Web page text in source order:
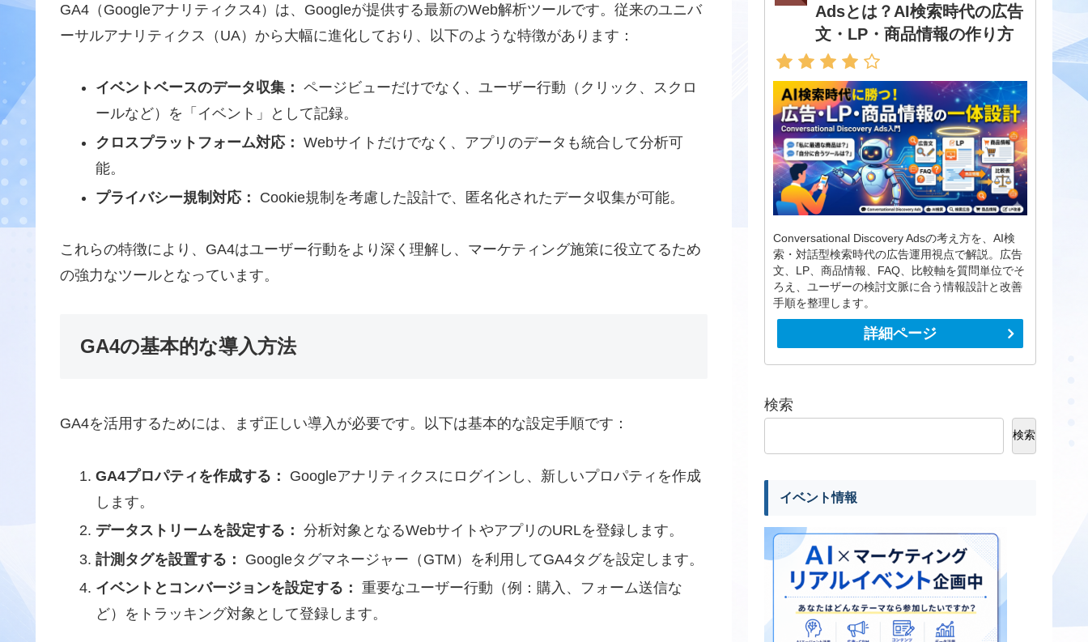
GA4（Googleアナリティクス4）は、Googleが提供する最新のWeb解析ツールです。従来のユニバ
ーサルアナリティクス（UA）から大幅に進化しており、以下のような特徴があります：
イベントベースのデータ収集： ページビューだけでなく、ユーザー行動（クリック、スクロ
ールなど）を「イベント」として記録。
クロスプラットフォーム対応： Webサイトだけでなく、アプリのデータも統合して分析可
能。
プライバシー規制対応：
Cookie規制を考慮した設計で、匿名化されたデータ収集が可能。
これらの特徴により、GA4はユーザー行動をより深く理解し、マーケティング施策に役立てるため
の強力なツールとなっています。
GA4の基本的な導入方法
GA4を活用するためには、まず正しい導入が必要です。以下は基本的な設定手順です：
GA4プロパティを作成する：
Googleアナリティクスにログインし、新しいプロパティを作成
します。
データストリームを設定する： 分析対象となるWebサイトやアプリのURLを登録します。
計測タグを設置する：
Googleタグマネージャー（GTM）を利用してGA4タグを設定します。
イベントとコンバージョンを設定する： 重要なユーザー行動（例：購入、フォーム送信な
ど）をトラッキング対象として登録します。
Adsとは？AI検索時代の広告
文・LP・商品情報の作り方
Conversational Discovery Adsの考え方を、AI検
索・対話型検索時代の広告運用視点で解説。広告
文、LP、商品情報、FAQ、比較軸を質問単位でそ
ろえ、ユーザーの検討文脈に合う情報設計と改善
手順を整理します。
詳細ページ
検索
検索
イベント情報